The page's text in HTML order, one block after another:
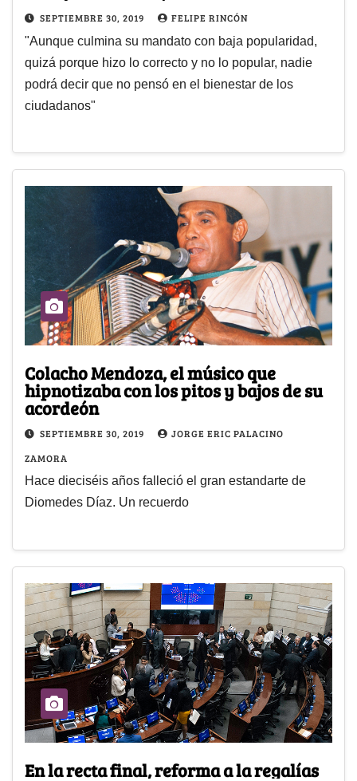
SEPTIEMBRE 30, 2019 FELIPE RINCÓN
"Aunque culmina su mandato con baja popularidad,
quizá porque hizo lo correcto y no lo popular, nadie
podrá decir que no pensó en el bienestar de los
ciudadanos"
Colacho Mendoza, el músico que
hipnotizaba con los pitos y bajos de su
acordeón
SEPTIEMBRE 30, 2019
JORGE ERIC PALACINO
ZAMORA
Hace dieciséis años falleció el gran estandarte de
Diomedes Díaz. Un recuerdo
En la recta final, reforma a la regalías